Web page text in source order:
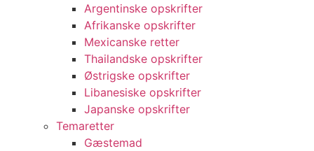
Argentinske opskrifter
Afrikanske opskrifter
Mexicanske retter
Thailandske opskrifter
Østrigske opskrifter
Libanesiske opskrifter
Japanske opskrifter
Temaretter
Gæstemad